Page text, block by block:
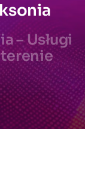
– Usługi